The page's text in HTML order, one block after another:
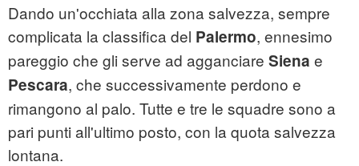
Dando un'occhiata alla zona salvezza, sempre
complicata la classifica del Palermo, ennesimo
pareggio che gli serve ad agganciare Siena e
Pescara, che successivamente perdono e
rimangono al palo. Tutte e tre le squadre sono a
pari punti all'ultimo posto, con la quota salvezza
lontana.